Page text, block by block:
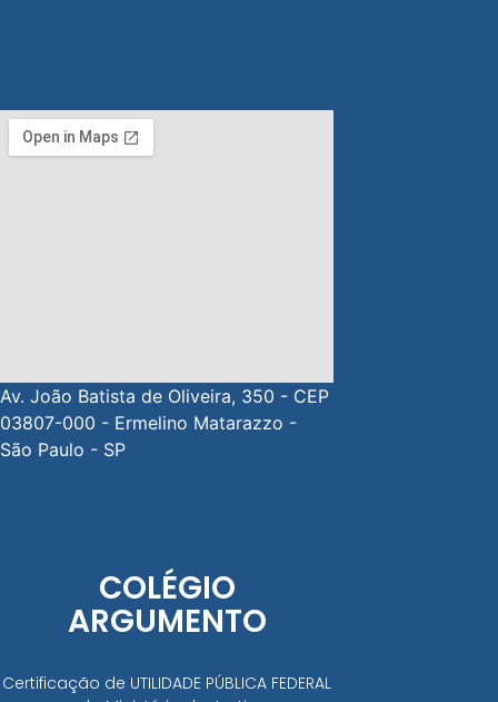
COLÉGIO
ARGUMENTO
Certificação de UTILIDADE PÚBLICA FEDERAL
Av. João Batista de Oliveira, 350 - CEP
03807-000 - Ermelino Matarazzo -
São Paulo - SP